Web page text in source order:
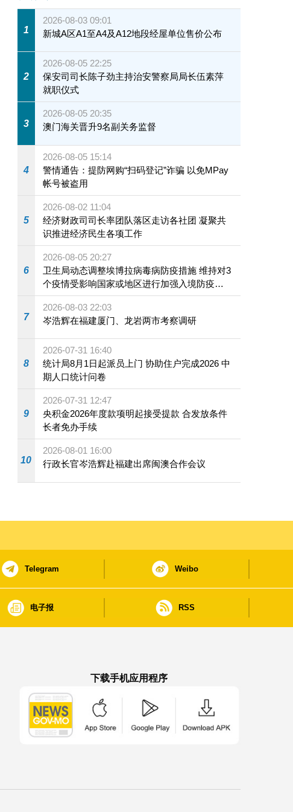
1
2026-08-03 09:01
新城A区A1至A4及A12地段经屋单位售价公布
2
2026-08-05 22:25
保安司司长陈子劲主持治安警察局局长伍素萍
就职仪式
3
2026-08-05 20:35
澳门海关晋升9名副关务监督
4
2026-08-05 15:14
警情通告：提防网购“扫码登记”诈骗 以免MPay
帐号被盗用
5
2026-08-02 11:04
经济财政司司长率团队落区走访各社团 凝聚共
识推进经济民生各项工作
6
2026-08-05 20:27
卫生局动态调整埃博拉病毒病防疫措施 维持对3
个疫情受影响国家或地区进行加强入境防疫措
施
7
2026-08-03 22:03
岑浩辉在福建厦门、龙岩两市考察调研
8
2026-07-31 16:40
统计局8月1日起派员上门 协助住户完成2026 中
期人口统计问卷
9
2026-07-31 12:47
央积金2026年度款项明起接受提款 合发放条件
长者免办手续
10
2026-08-01 16:00
行政长官岑浩辉赴福建出席闽澳合作会议
Telegram Weibo
电子报 RSS
下载手机应用程序